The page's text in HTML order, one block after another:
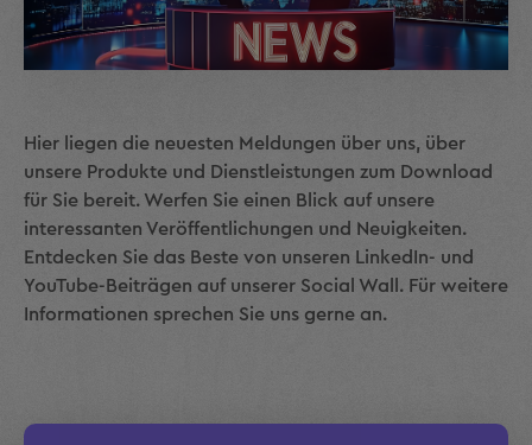
Hier liegen die neuesten Meldungen über uns, über
unsere Produkte und Dienstleistungen zum Download
für Sie bereit. Werfen Sie einen Blick auf unsere
interessanten Veröffentlichungen und Neuigkeiten.
Entdecken Sie das Beste von unseren LinkedIn- und
YouTube-Beiträgen auf unserer Social Wall. Für weitere
Informationen sprechen Sie uns gerne an.